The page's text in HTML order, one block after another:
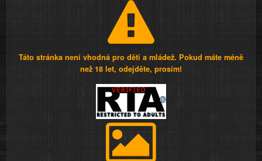
Táto stránka není vhodná pro děti a mládež. Pokud máte méně
než 18 let, odejděte, prosím!